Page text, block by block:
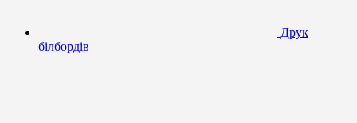
Друк
білбордів